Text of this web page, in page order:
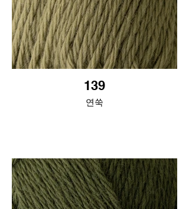
139
연쑥